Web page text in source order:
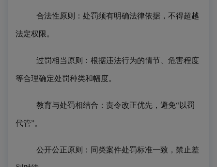
合法性原则：处罚须有明确法律依据，不得超越
法定权限。
过罚相当原则：根据违法行为的情节、危害程度
等合理确定处罚种类和幅度。
教育与处罚相结合：责令改正优先，避免“以罚
代管”。
公开公正原则：同类案件处罚标准一致，禁止差